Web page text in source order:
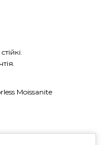
Moissanite